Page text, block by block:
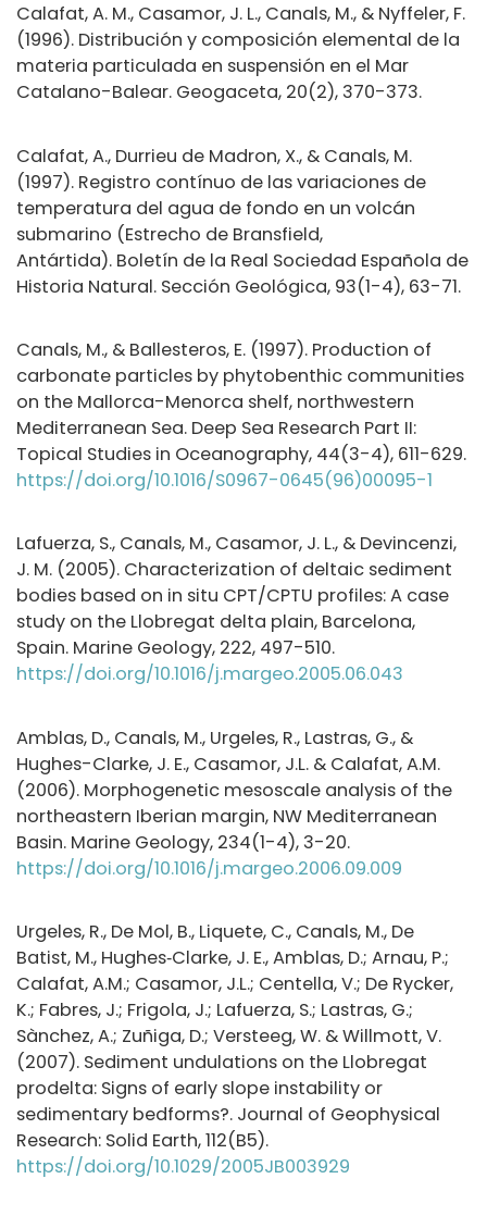
Calafat, A. M., Casamor, J. L., Canals, M., & Nyffeler, F.
(1996). Distribución y composición elemental de la
materia particulada en suspensión en el Mar
Catalano-Balear. Geogaceta, 20(2), 370-373.
Calafat, A., Durrieu de Madron, X., & Canals, M.
(1997). Registro contínuo de las variaciones de
temperatura del agua de fondo en un volcán
submarino (Estrecho de Bransfield,
Antártida). Boletín de la Real Sociedad Española de
Historia Natural. Sección Geológica, 93(1-4), 63-71.
Canals, M., & Ballesteros, E. (1997). Production of
carbonate particles by phytobenthic communities
on the Mallorca-Menorca shelf, northwestern
Mediterranean Sea. Deep Sea Research Part II:
Topical Studies in Oceanography, 44(3-4), 611-629.
https://doi.org/10.1016/S0967-0645(96)00095-1
Lafuerza, S., Canals, M., Casamor, J. L., & Devincenzi,
J. M. (2005). Characterization of deltaic sediment
bodies based on in situ CPT/CPTU profiles: A case
study on the Llobregat delta plain, Barcelona,
Spain. Marine Geology, 222, 497-510.
https://doi.org/10.1016/j.margeo.2005.06.043
Amblas, D., Canals, M., Urgeles, R., Lastras, G., &
Hughes-Clarke, J. E., Casamor, J.L. & Calafat, A.M.
(2006). Morphogenetic mesoscale analysis of the
northeastern Iberian margin, NW Mediterranean
Basin. Marine Geology, 234(1-4), 3-20.
https://doi.org/10.1016/j.margeo.2006.09.009
Urgeles, R., De Mol, B., Liquete, C., Canals, M., De
Batist, M., Hughes‐Clarke, J. E., Amblas, D.; Arnau, P.;
Calafat, A.M.; Casamor, J.L.; Centella, V.; De Rycker,
K.; Fabres, J.; Frigola, J.; Lafuerza, S.; Lastras, G.;
Sànchez, A.; Zuñiga, D.; Versteeg, W. & Willmott, V.
(2007). Sediment undulations on the Llobregat
prodelta: Signs of early slope instability or
sedimentary bedforms?. Journal of Geophysical
Research: Solid Earth, 112(B5).
https://doi.org/10.1029/2005JB003929